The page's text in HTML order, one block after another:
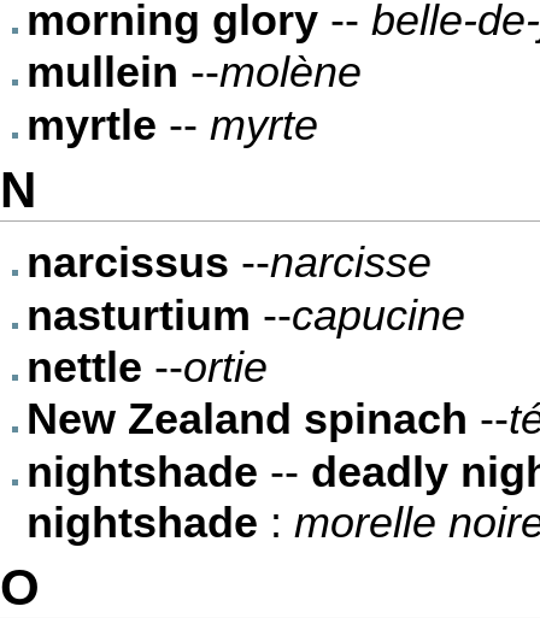
morning glory -- belle-
mullein --molène
myrtle -- myrte
N
narcissus --narcisse
nasturtium --capucine
nettle --ortie
New Zealand spinach --
nightshade -- deadly
nightshade : morelle
O